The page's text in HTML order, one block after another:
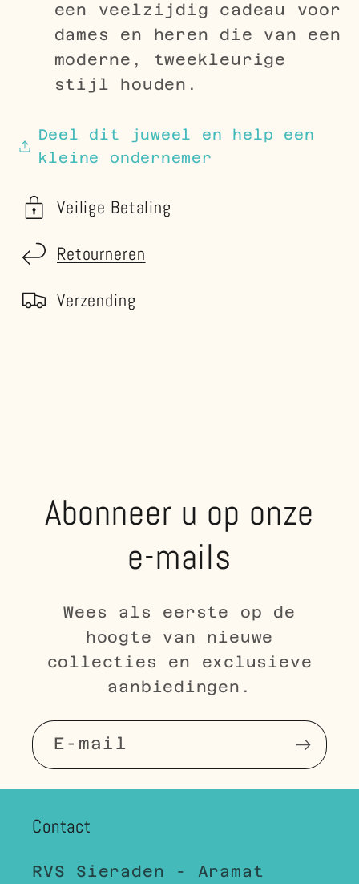
een veelzijdig cadeau voor
dames en heren die van een
moderne, tweekleurige
stijl houden.
Deel dit juweel en help een
kleine ondernemer
Veilige Betaling
Retourneren
Verzending
Abonneer u op onze
e-mails
Wees als eerste op de
hoogte van nieuwe
collecties en exclusieve
aanbiedingen.
E‑mail
Contact
RVS Sieraden - Aramat